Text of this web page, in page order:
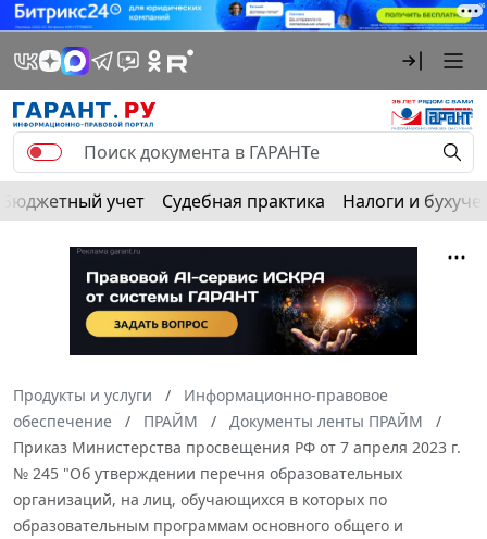
Бюджетный учет Судебная практика Налоги и
Продукты и услуги
Информационно-правовое
обеспечение
ПРАЙМ
Документы ленты ПРАЙМ
Приказ Министерства просвещения РФ от 7 апреля 2023 г.
№ 245 "Об утверждении перечня образовательных
организаций, на лиц, обучающихся в которых по
образовательным программам основного общего и